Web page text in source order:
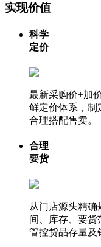
实现价值
科学
定价
最新采购价+加
鲜定价体系，制
合理搭配售卖。
合理
要货
从门店源头精
间、库存、要
管控货品存量及